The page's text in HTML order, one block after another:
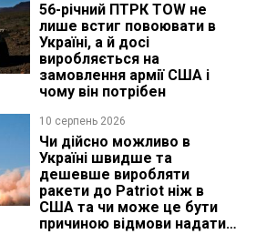
56-річний ПТРК TOW не
лише встиг повоювати в
Україні, а й досі
виробляється на
замовлення армії США і
чому він потрібен
10 серпень 2026
Чи дійсно можливо в
Україні швидше та
дешевше виробляти
ракети до Patriot ніж в
США та чи може це бути
причиною відмови надати